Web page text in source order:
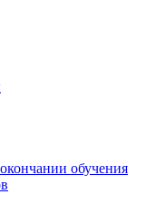
обучения